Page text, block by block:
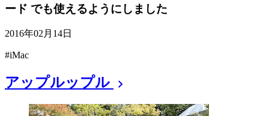
ード でも使えるようにしました
2016年02月14日
#iMac
アップルップル chevron_right